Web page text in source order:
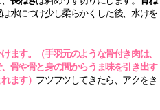
は水につけ少し柔らかくした後、水けを
ます。
（手羽元のような骨付き肉は、
骨や骨と身の間からうま味を引き出す
ます） フツフツしてきたら、アクをき